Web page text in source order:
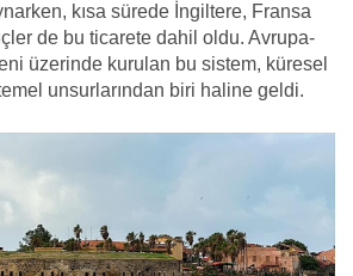
kısa sürede İngiltere, Fransa
de bu ticarete dahil oldu. Avrupa-
üzerinde kurulan bu sistem, küresel
unsurlarından biri haline geldi.